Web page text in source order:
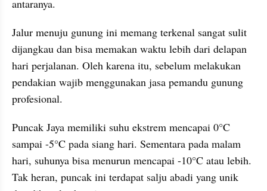
antaranya.
Jalur menuju gunung ini memang terkenal sangat sulit
dijangkau dan bisa memakan waktu lebih dari delapan
hari perjalanan. Oleh karena itu, sebelum melakukan
pendakian wajib menggunakan jasa pemandu gunung
profesional.
Puncak Jaya memiliki suhu ekstrem mencapai 0°C
sampai -5°C pada siang hari. Sementara pada malam
hari, suhunya bisa menurun mencapai -10°C atau lebih.
Tak heran, puncak ini terdapat salju abadi yang unik